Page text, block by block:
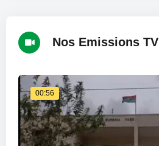
Nos Emissions TV
00:56